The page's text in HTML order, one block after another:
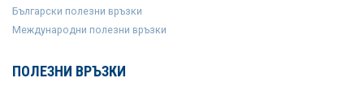
Български полезни връзки
Международни полезни връзки
ПОЛЕЗНИ ВРЪЗКИ